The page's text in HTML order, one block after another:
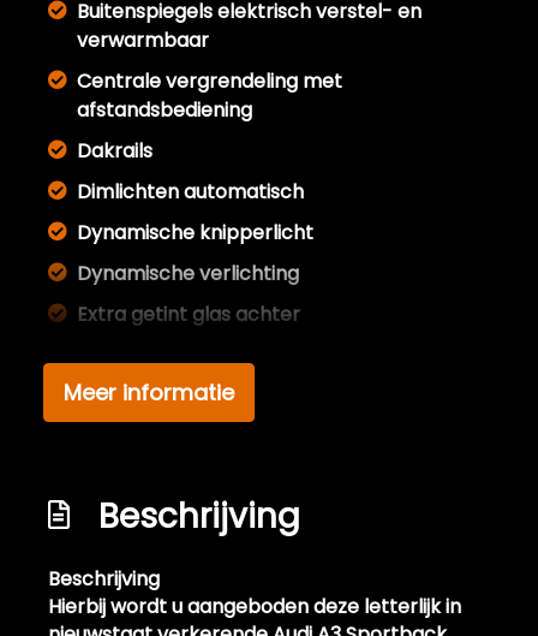
Buitenspiegels elektrisch verstel- en
verwarmbaar
Centrale vergrendeling met
afstandsbediening
Dakrails
Dimlichten automatisch
Dynamische knipperlicht
Dynamische verlichting
Extra getint glas achter
Getint glas
Lichtmetalen velgen 18"
Parkeersensor voor en achter
Meer informatie
Beschrijving
Beschrijving
Hierbij wordt u aangeboden deze letterlijk in